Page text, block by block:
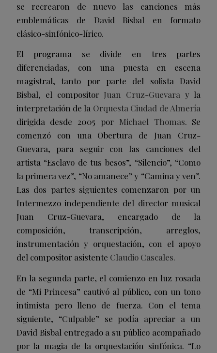
se recrearon de nuevo las canciones más
emblemáticas de David Bisbal en formato
clásico-sinfónico-lírico.
El programa se divide en tres partes
diferenciadas, con una puesta en escena
magistral, tanto por parte del solista David
Bisbal, el compositor Juan Cruz-Guevara y la
interpretación de la Orquesta Ciudad deAlmería
dirigida desde 2005 por Michael Thomas. Se
comenzó con una Obertura de Juan Cruz-
Guevara, para seguir con las canciones del
artista “Esclavo de tus besos”, “Silencio”, “Como
la primera vez”, “No amanece” y “Camina y ven”.
Las dos partes siguientes comenzaron por un
Intermezzo independiente del director musical
Juan Cruz-Guevara, encargado de la
composición, transcripción, arreglos,
instrumentación y orquestación, con el apoyo
del compositor asistente Claudio Cascales.
En la segunda parte, el comienzo en luz rosada
de “Mi Princesa” cautivó al público, con un tono
intimista pero lleno de fuerza. Con el tema
siguiente, “Culpable” se podía apreciar a un
David Bisbal entregado a su público acompañado
por la magia de la orquestación sinfónica. “Lo